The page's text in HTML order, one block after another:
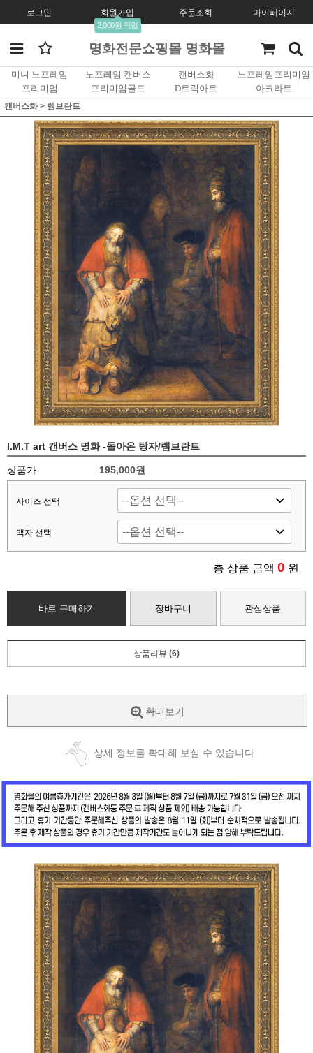
로그인 회원가입
2,000원 적립
주문조회 마이페이지
명화전문쇼핑몰 명화몰
미니 노프레임 노프레임 캔버스 캔버스화
노프레임프리미엄
프리미엄
프리미엄골드 D트릭아트 아크라트
캔버스화> 렘브란트
I.M.T art 캔버스 명화 -돌아온 탕자/램브란트
상품가 195,000원
사이즈 선택
액자 선택
총 상품 금액 0 원
바로 구매하기 장바구니 관심상품
상품리뷰 (6)
확대보기
상세 정보를 확대해 보실 수 있습니다